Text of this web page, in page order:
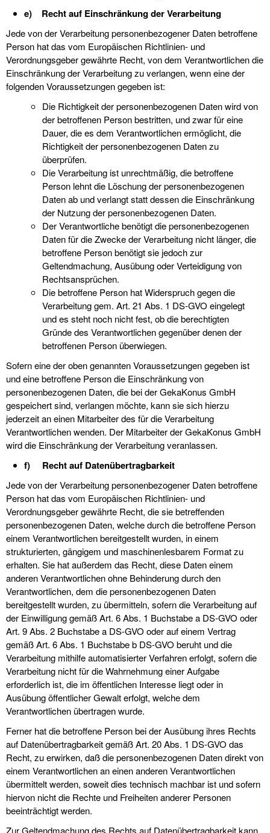
e) Recht auf Einschränkung der Verarbeitung
Jede von der Verarbeitung personenbezogener Daten betroffene
Person hat das vom Europäischen Richtlinien- und
Verordnungsgeber gewährte Recht, von dem Verantwortlichen die
Einschränkung der Verarbeitung zu verlangen, wenn eine der
folgenden Voraussetzungen gegeben ist:
Die Richtigkeit der personenbezogenen Daten wird von
der betroffenen Person bestritten, und zwar für eine
Dauer, die es dem Verantwortlichen ermöglicht, die
Richtigkeit der personenbezogenen Daten zu
überprüfen.
Die Verarbeitung ist unrechtmäßig, die betroffene
Person lehnt die Löschung der personenbezogenen
Daten ab und verlangt statt dessen die Einschränkung
der Nutzung der personenbezogenen Daten.
Der Verantwortliche benötigt die personenbezogenen
Daten für die Zwecke der Verarbeitung nicht länger, die
betroffene Person benötigt sie jedoch zur
Geltendmachung, Ausübung oder Verteidigung von
Rechtsansprüchen.
Die betroffene Person hat Widerspruch gegen die
Verarbeitung gem. Art. 21 Abs. 1 DS-GVO eingelegt
und es steht noch nicht fest, ob die berechtigten
Gründe des Verantwortlichen gegenüber denen der
betroffenen Person überwiegen.
Sofern eine der oben genannten Voraussetzungen gegeben ist
und eine betroffene Person die Einschränkung von
personenbezogenen Daten, die bei der GekaKonus GmbH
gespeichert sind, verlangen möchte, kann sie sich hierzu
jederzeit an einen Mitarbeiter des für die Verarbeitung
Verantwortlichen wenden. Der Mitarbeiter der GekaKonus GmbH
wird die Einschränkung der Verarbeitung veranlassen.
f) Recht auf Datenübertragbarkeit
Jede von der Verarbeitung personenbezogener Daten betroffene
Person hat das vom Europäischen Richtlinien- und
Verordnungsgeber gewährte Recht, die sie betreffenden
personenbezogenen Daten, welche durch die betroffene Person
einem Verantwortlichen bereitgestellt wurden, in einem
strukturierten, gängigem und maschinenlesbarem Format zu
erhalten. Sie hat außerdem das Recht, diese Daten einem
anderen Verantwortlichen ohne Behinderung durch den
Verantwortlichen, dem die personenbezogenen Daten
bereitgestellt wurden, zu übermitteln, sofern die Verarbeitung auf
der Einwilligung gemäß Art. 6 Abs. 1 Buchstabe a DS-GVO oder
Art. 9 Abs. 2 Buchstabe a DS-GVO oder auf einem Vertrag
gemäß Art. 6 Abs. 1 Buchstabe b DS-GVO beruht und die
Verarbeitung mithilfe automatisierter Verfahren erfolgt, sofern die
Verarbeitung nicht für die Wahrnehmung einer Aufgabe
erforderlich ist, die im öffentlichen Interesse liegt oder in
Ausübung öffentlicher Gewalt erfolgt, welche dem
Verantwortlichen übertragen wurde.
Ferner hat die betroffene Person bei der Ausübung ihres Rechts
auf Datenübertragbarkeit gemäß Art. 20 Abs. 1 DS-GVO das
Recht, zu erwirken, daß die personenbezogenen Daten direkt von
einem Verantwortlichen an einen anderen Verantwortlichen
übermittelt werden, soweit dies technisch machbar ist und sofern
hiervon nicht die Rechte und Freiheiten anderer Personen
beeinträchtigt werden.
Zur Geltendmachung des Rechts auf Datenübertragbarkeit kann